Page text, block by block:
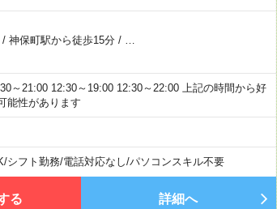
神保町駅から徒歩15分/ …
～21:00 12:30～19:00 12:30～22:00 上記の時間から好
能性があります
/シフト勤務/電話対応なし/パソコンスキル不要
る 詳細へ